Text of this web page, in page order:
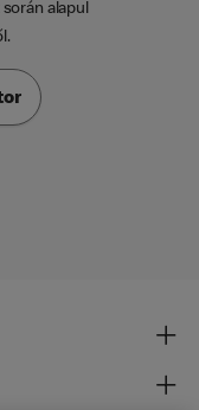
alapul